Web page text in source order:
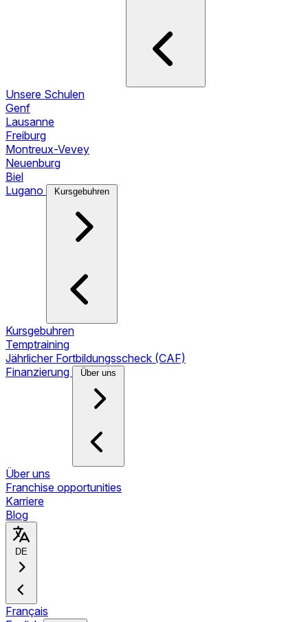
Unsere Schulen
Genf
Lausanne
Freiburg
Montreux-Vevey
Neuenburg
Biel
Lugano
Kursgebuhren
Kursgebuhren
Temptraining
Jährlicher Fortbildungsscheck (CAF)
Finanzierung
Über uns
Über uns
Franchise opportunities
Karriere
Blog
DE
Français